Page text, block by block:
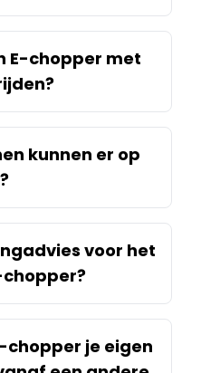
E-chopper met
kunnen er op
voor het
chopper?
chopper je eigen